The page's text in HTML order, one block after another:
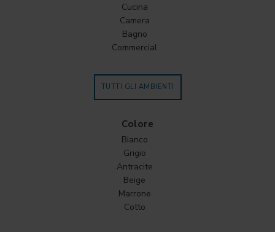
Cucina
Camera
Bagno
Commercial
TUTTI GLI AMBIENTI
Colore
Bianco
Grigio
Antracite
Beige
Marrone
Cotto